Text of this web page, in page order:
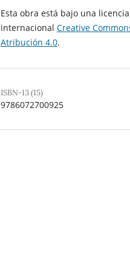
Esta obra está bajo una licencia
internacional Creative
Atribución 4.0.
ISBN-13 (15)
9786072700925